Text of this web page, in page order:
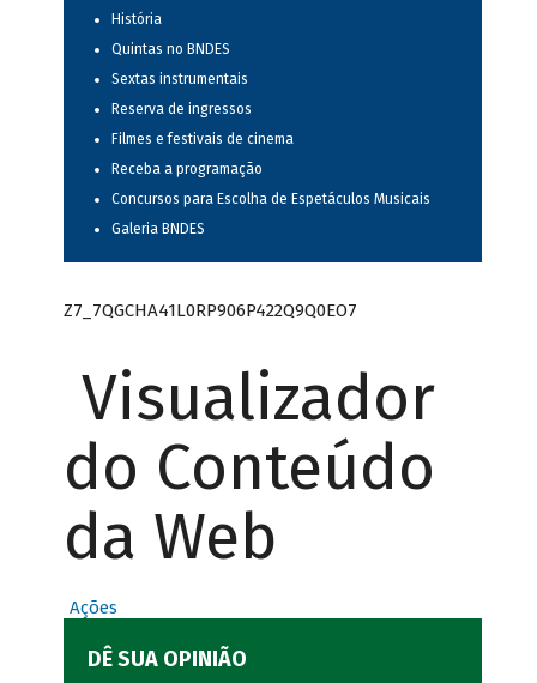
História
Quintas no BNDES
Sextas instrumentais
Reserva de ingressos
Filmes e festivais de cinema
Receba a programação
Concursos para Escolha de Espetáculos Musicais
Galeria BNDES
Z7_7QGCHA41L0RP906P422Q9Q0EO7
Visualizador
do Conteúdo
da Web
Ações
DÊ SUA OPINIÃO